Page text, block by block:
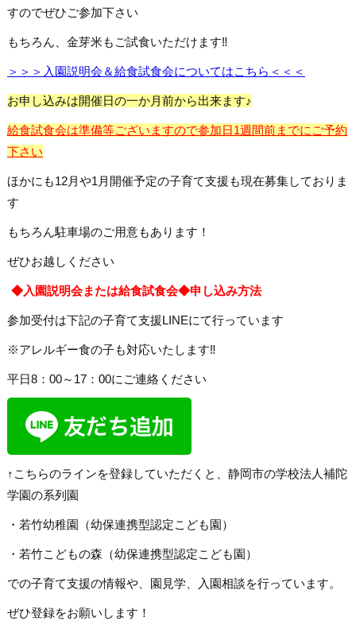
すのでぜひご参加下さい
もちろん、金芽米もご試食いただけます‼
＞＞＞入園説明会＆給食試食会についてはこちら＜＜＜
お申し込みは開催日の一か月前から出来ます♪
給食試食会は準備等ございますので参加日1週間前までにご予約
下さい
ほかにも12月や1月開催予定の子育て支援も現在募集しておりま
す
もちろん駐車場のご用意もあります！
ぜひお越しください
◆入園説明会または給食試食会◆申し込み方法
参加受付は下記の子育て支援LINEにて行っています
※アレルギー食の子も対応いたします‼
平日8：00～17：00にご連絡ください
↑こちらのラインを登録していただくと、静岡市の学校法人補陀
学園の系列園
・若竹幼稚園（幼保連携型認定こども園）
・若竹こどもの森（幼保連携型認定こども園）
での子育て支援の情報や、園見学、入園相談を行っています。
ぜひ登録をお願いします！